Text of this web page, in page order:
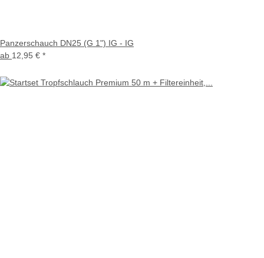
Panzerschauch DN25 (G 1") IG - IG
ab 12,95 € *